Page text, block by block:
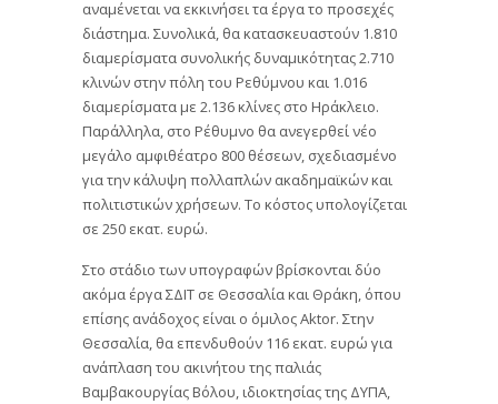
αναμένεται να εκκινήσει τα έργα το προσεχές
διάστημα. Συνολικά, θα κατασκευαστούν 1.810
διαμερίσματα συνολικής δυναμικότητας 2.710
κλινών στην πόλη του Ρεθύμνου και 1.016
διαμερίσματα με 2.136 κλίνες στο Ηράκλειο.
Παράλληλα, στο Ρέθυμνο θα ανεγερθεί νέο
μεγάλο αμφιθέατρο 800 θέσεων, σχεδιασμένο
για την κάλυψη πολλαπλών ακαδημαϊκών και
πολιτιστικών χρήσεων. Το κόστος υπολογίζεται
σε 250 εκατ. ευρώ.
Στο στάδιο των υπογραφών βρίσκονται δύο
ακόμα έργα ΣΔΙΤ σε Θεσσαλία και Θράκη, όπου
επίσης ανάδοχος είναι ο όμιλος Aktor. Στην
Θεσσαλία, θα επενδυθούν 116 εκατ. ευρώ για
ανάπλαση του ακινήτου της παλιάς
Βαμβακουργίας Βόλου, ιδιοκτησίας της ΔΥΠΑ,